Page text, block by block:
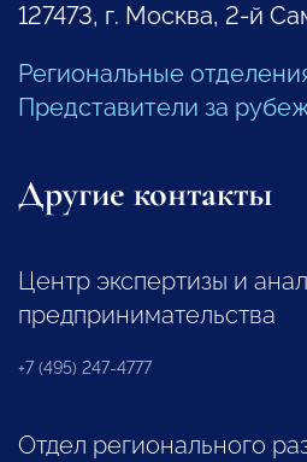
127473, г. Москва, 2-й
Региональные
Представители за
Другие контакты
Центр экспертизы и
предпринимательства
+7 (495) 247-4777
Отдел регионального